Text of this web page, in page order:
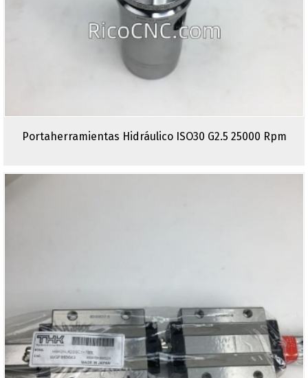
Portaherramientas Hidráulico ISO30 G2.5 25000 Rpm